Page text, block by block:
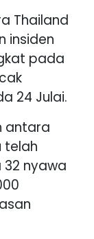
Thailand
insiden
pada
24 Julai.
antara
telah
nyawa